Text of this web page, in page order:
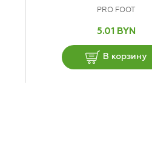
PRO FOOT
5.01 BYN
В корзину